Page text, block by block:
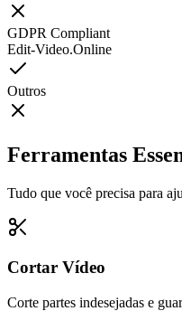
GDPR Compliant
Edit-Video.Online
Outros
Ferramentas
Tudo que você precisa para
Cortar Vídeo
Corte partes indesejadas e